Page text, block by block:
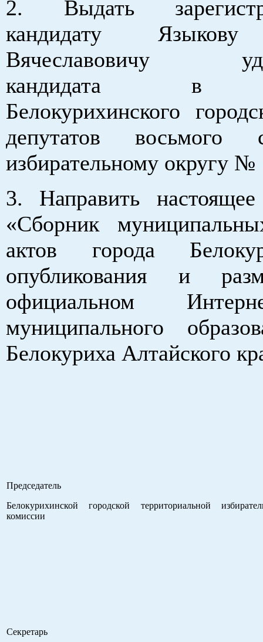
2. Выдать
кандидату
Вячеславовичу
кандидата в
Белокурихинского
депутатов восьмого
избирательному округу №
3. Направить
«Сборник
актов города
опубликования и
официальном
муниципального
Белокуриха Алтайского
Председатель
Белокурихинской городской территориальной
комиссии
Секретарь